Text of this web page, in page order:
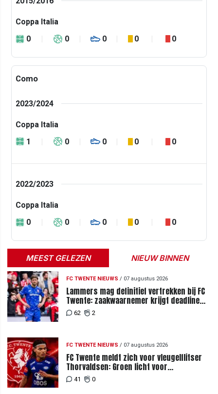
Coppa Italia
0
0 0 0 0
Como
2023/2024
Coppa Italia
1
0 0 0 0
2022/2023
Coppa Italia
0
0 0 0 0
MEEST GELEZEN NIEUW BINNEN
FC TWENTE NIEUWS / 07 augustus 2026
Lammers mag definitief vertrekken bij FC
Twente: zaakwaarnemer krijgt deadline
vanwege komst vervanger
62 2
FC TWENTE NIEUWS / 07 augustus 2026
FC Twente meldt zich voor vleugelflitser
Thorvaldsen: Groen licht voor
miljoenenbod
41 0